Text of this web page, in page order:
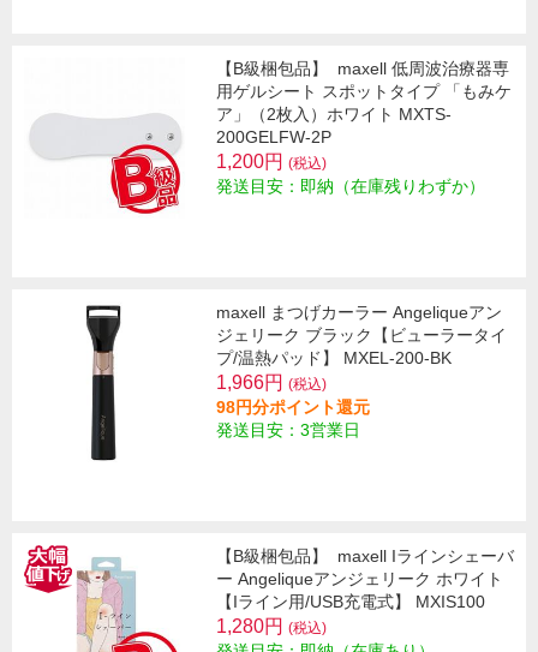
【B級梱包品】
maxell 低周波治療器専
用ゲルシート スポットタイプ 「もみケ
ア」（2枚入）ホワイト MXTS-
200GELFW-2P
1,200円 (税込)
発送目安：即納（在庫残りわずか）
maxell まつげカーラー Angeliqueアン
ジェリーク ブラック【ビューラータイ
プ/温熱パッド】 MXEL-200-BK
1,966円 (税込)
98円分ポイント還元
発送目安：3営業日
【B級梱包品】
maxell Iラインシェーバ
ー Angeliqueアンジェリーク ホワイト
【Iライン用/USB充電式】 MXIS100
1,280円 (税込)